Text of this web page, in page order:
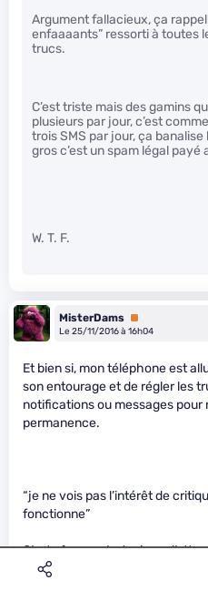
Argument fallacieux, ça
enfaaaants” ressorti à toutes
trucs.
C’est triste mais des gamins
plusieurs par jour, c’est
trois SMS par jour, ça
gros c’est un spam légal payé
W. T. F.
MisterDams Premium
Le 25/11/2016 à 16h04
Et bien si, mon téléphone est
son entourage et de régler les
notifications ou messages pour
permanence.
“je ne vois pas l’intérêt de
fonctionne”
C’est sûr que c’est mieux
des enfants pour réfléchir à
contraire, nos critiques (au